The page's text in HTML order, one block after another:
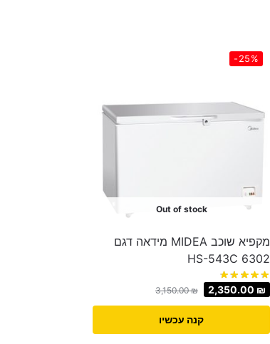
-25%
Out of stock
מקפיא שוכב MIDEA מידאה דגם
HS-543C 6302
3,150.00₪ 2,350.00 ₪
קנה עכשיו